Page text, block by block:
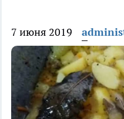
7 июня 2019